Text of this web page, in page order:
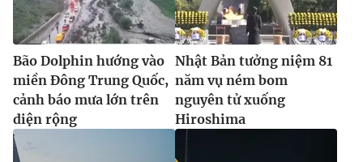
® Cấm sao chép dưới mọi hình thức nếu không có sự chấp
thuận bằng văn bản. Ghi rõ nguồn VTV.vn khi phát hành lại
thông tin từ website này.
Bão Dolphin hướng vào
miền Đông Trung Quốc,
cảnh báo mưa lớn trên
diện rộng
Nhật Bản tưởng niệm 81
năm vụ ném bom
nguyên tử xuống
Hiroshima